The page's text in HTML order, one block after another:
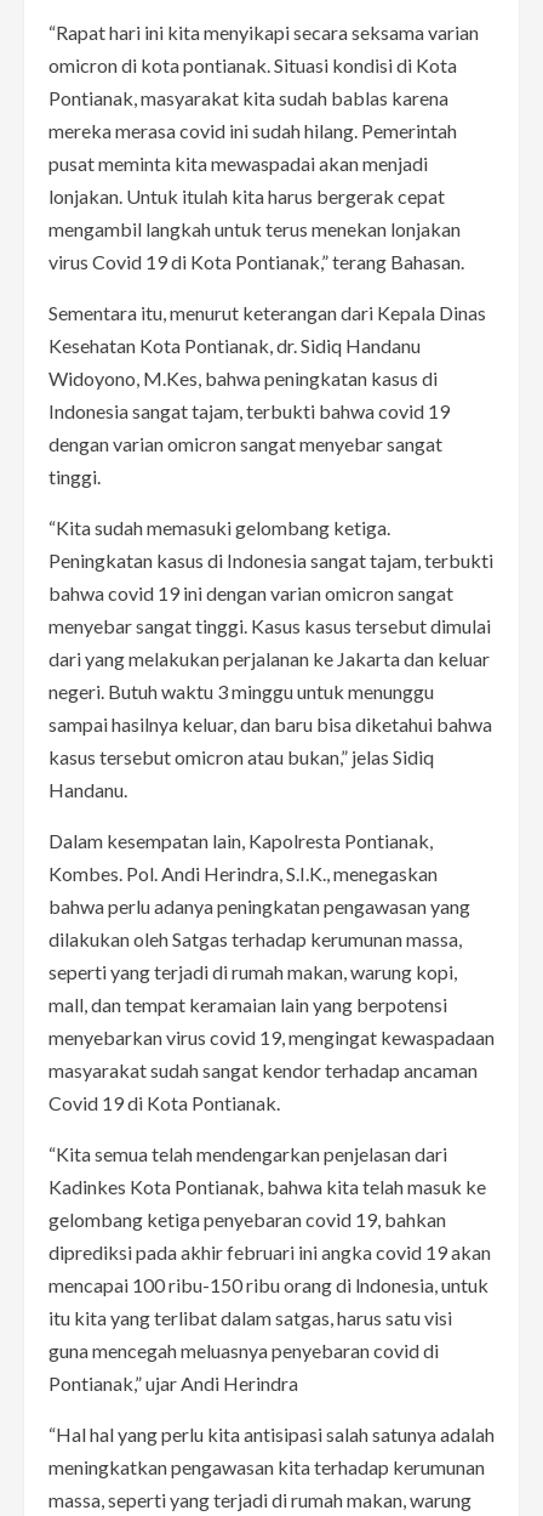
“Rapat hari ini kita menyikapi secara seksama varian
omicron di kota pontianak. Situasi kondisi di Kota
Pontianak, masyarakat kita sudah bablas karena
mereka merasa covid ini sudah hilang. Pemerintah
pusat meminta kita mewaspadai akan menjadi
lonjakan. Untuk itulah kita harus bergerak cepat
mengambil langkah untuk terus menekan lonjakan
virus Covid 19 di Kota Pontianak,” terang Bahasan.
Sementara itu, menurut keterangan dari Kepala Dinas
Kesehatan Kota Pontianak, dr. Sidiq Handanu
Widoyono, M.Kes, bahwa peningkatan kasus di
Indonesia sangat tajam, terbukti bahwa covid 19
dengan varian omicron sangat menyebar sangat
tinggi.
“Kita sudah memasuki gelombang ketiga.
Peningkatan kasus di Indonesia sangat tajam, terbukti
bahwa covid 19 ini dengan varian omicron sangat
menyebar sangat tinggi. Kasus kasus tersebut dimulai
dari yang melakukan perjalanan ke Jakarta dan keluar
negeri. Butuh waktu 3 minggu untuk menunggu
sampai hasilnya keluar, dan baru bisa diketahui bahwa
kasus tersebut omicron atau bukan,” jelas Sidiq
Handanu.
Dalam kesempatan lain, Kapolresta Pontianak,
Kombes. Pol. Andi Herindra, S.I.K., menegaskan
bahwa perlu adanya peningkatan pengawasan yang
dilakukan oleh Satgas terhadap kerumunan massa,
seperti yang terjadi di rumah makan, warung kopi,
mall, dan tempat keramaian lain yang berpotensi
menyebarkan virus covid 19, mengingat kewaspadaan
masyarakat sudah sangat kendor terhadap ancaman
Covid 19 di Kota Pontianak.
“Kita semua telah mendengarkan penjelasan dari
Kadinkes Kota Pontianak, bahwa kita telah masuk ke
gelombang ketiga penyebaran covid 19, bahkan
diprediksi pada akhir februari ini angka covid 19 akan
mencapai 100 ribu-150 ribu orang di lndonesia, untuk
itu kita yang terlibat dalam satgas, harus satu visi
guna mencegah meluasnya penyebaran covid di
Pontianak,” ujar Andi Herindra
“Hal hal yang perlu kita antisipasi salah satunya adalah
meningkatkan pengawasan kita terhadap kerumunan
massa, seperti yang terjadi di rumah makan, warung